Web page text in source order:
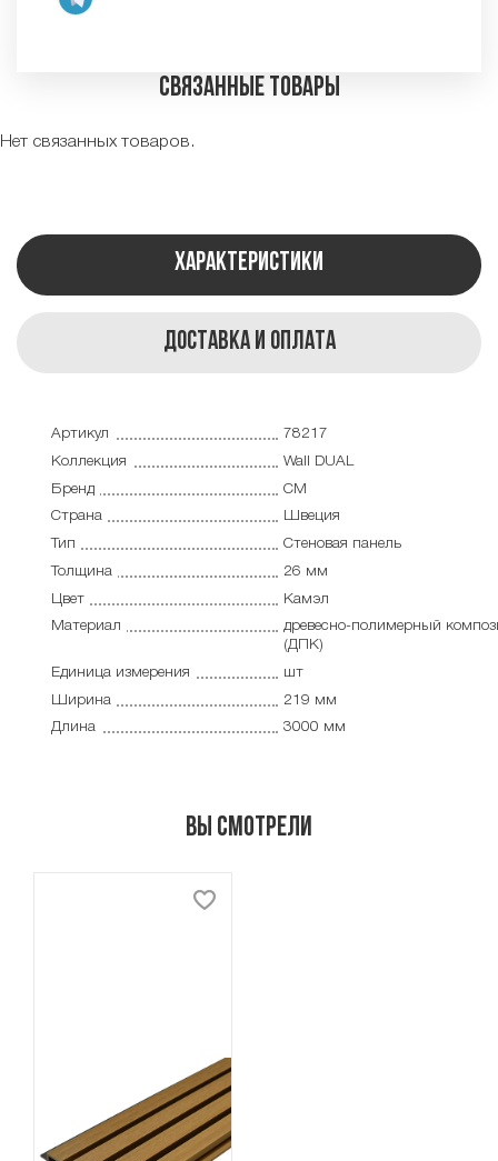
Связанные товары
Нет связанных товаров.
Характеристики
Доставка и оплата
Артикул
78217
Коллекция
Wall DUAL
Бренд
CM
Страна
Швеция
Тип
Cтеновая панель
Толщина
26 мм
Цвет
Камэл
Материал
древесно-полимерный
(ДПК)
Единица измерения
шт
Ширина
219 мм
Длина
3000 мм
Вы смотрели